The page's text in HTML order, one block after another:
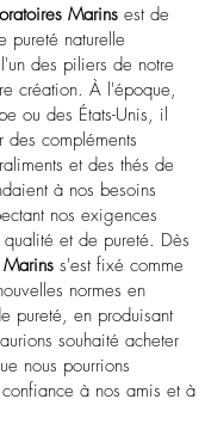
Marins est de
pureté naturelle
des piliers de notre
création. À l'époque,
ou des États-Unis, il
compléments
et des thés de
à nos besoins
nos exigences
et de pureté. Dès
Marins s'est fixé comme
normes en
pureté, en produisant
souhaité acheter
nous pourrions
à nos amis et à